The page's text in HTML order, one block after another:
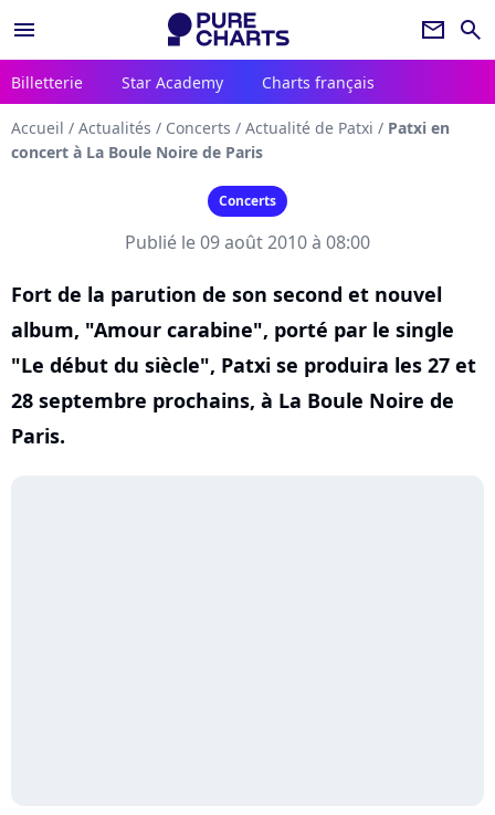
menu newsletter search
Billetterie Star Academy Charts français
Accueil / Actualités / Concerts / Actualité de Patxi / Patxi en
concert à La Boule Noire de Paris
Concerts
Publié le 09 août 2010 à 08:00
Fort de la parution de son second et nouvel
album, "Amour carabine", porté par le single
"Le début du siècle", Patxi se produira les 27 et
28 septembre prochains, à La Boule Noire de
Paris.